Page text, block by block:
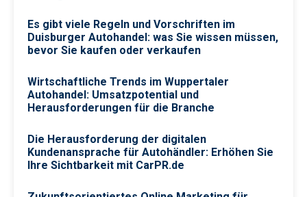
Es gibt viele Regeln und Vorschriften im
Duisburger Autohandel: was Sie wissen müssen,
bevor Sie kaufen oder verkaufen
Wirtschaftliche Trends im Wuppertaler
Autohandel: Umsatzpotential und
Herausforderungen für die Branche
Die Herausforderung der digitalen
Kundenansprache für Autohändler: Erhöhen Sie
Ihre Sichtbarkeit mit CarPR.de